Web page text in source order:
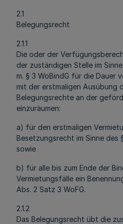
2.1
Belegungsrecht
2.1.1
Die oder der
der zuständigen Stelle im
m. § 3 WoBindG für die Dauer
mit der erstmaligen Ausübung
Belegungsrechte an der
einzuräumen:
a) für den erstmaligen
Besetzungsrecht im Sinne des
sowie
b) für alle bis zum Ende der
Vermietungsfälle ein
Abs. 2 Satz 3 WoFG.
2.1.2
Das Belegungsrecht übt die